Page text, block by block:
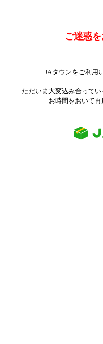
ご迷惑
JAタウンをご利用
ただいま大変込み合って
お時間をおいて